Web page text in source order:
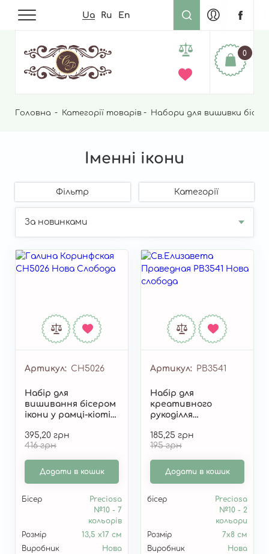
Ua Ru En
0
Рядок
Головна Категорії товарів Набори для вишивки
Іменні ікони
Фільтр Категорії
Артикул СН5026
Набір для
вишивання бісером
ікони у рамці-кіоті
Корінфська" СН5026
395,20 грн
416 грн
Додати в кошик
Бісер
Preciosa
№10 - 7
кольорів
Розмір
13,5 х17 см
Виробник
Нова
Артикул РВ3541
Набір для
креативного
рукоділля
Праведна" РВ3541
185,25 грн
195 грн
Додати в кошик
бісер
Preciosa
№10 - 2
кольори
Розмір
7х8 см
Виробник
Нова